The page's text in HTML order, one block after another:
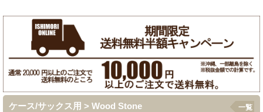
ケース/サックス用 > Wood Stone 一覧